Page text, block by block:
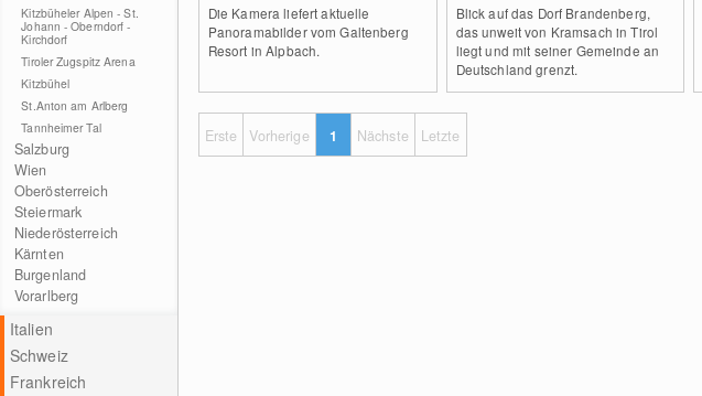
Kitzbüheler Alpen - St.
Johann - Oberndorf -
Kirchdorf
Tiroler Zugspitz Arena
Kitzbühel
St.Anton am Arlberg
Tannheimer Tal
Salzburg
Wien
Oberösterreich
Steiermark
Niederösterreich
Kärnten
Burgenland
Vorarlberg
Italien
Schweiz
Frankreich
Die Kamera liefert aktuelle
Panoramabilder vom Galtenberg
Resort in Alpbach.
Blick auf das Dorf Brandenberg,
das unweit von Kramsach in Tirol
liegt und mit seiner Gemeinde an
Deutschland grenzt.
Erste Vorherige 1 Nächste Letzte